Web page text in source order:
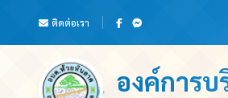
ติดต่อเรา
องค์การ